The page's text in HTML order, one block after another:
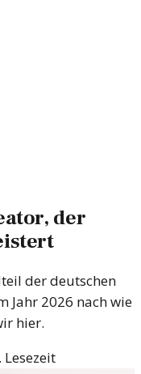
der
der deutschen
Jahr 2026 nach wie
hier.
Lesezeit